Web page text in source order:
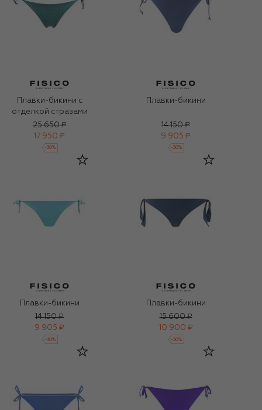
Плавки-бикини с
отделкой стразами
25 650 ₽
17 950 ₽
-30%
Плавки-бикини
14 150 ₽
9 905 ₽
-30%
Плавки-бикини
14 150 ₽
9 905 ₽
-30%
Плавки-бикини
15 600 ₽
10 900 ₽
-30%